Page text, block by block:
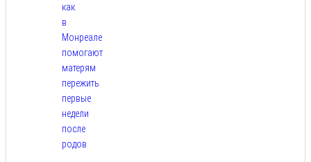
как
в
Монреале
помогают
матерям
пережить
первые
недели
после
родов